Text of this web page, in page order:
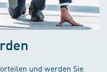
und werden Sie